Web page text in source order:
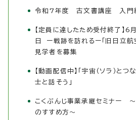
令和7年度 古文書講座 入門
【定員に達したため受付終了】
日 ー戦跡を訪れるー「旧日立航
見学者を募集
【動画配信中】「宇宙（ソラ）と
士と話そう」
こくぶんじ事業承継セミナー
のすすめ方～